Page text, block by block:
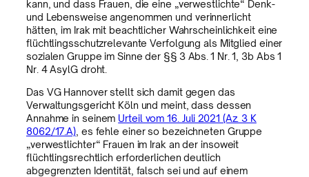
kann, und dass Frauen, die eine „verwestlichte“ Denk-
und Lebensweise angenommen und verinnerlicht
hätten, im Irak mit beachtlicher Wahrscheinlichkeit eine
flüchtlingsschutzrelevante Verfolgung als Mitglied einer
sozialen Gruppe im Sinne der §§ 3 Abs. 1 Nr. 1, 3b Abs 1
Nr. 4 AsylG droht.
Das VG Hannover stellt sich damit gegen das
Verwaltungsgericht Köln und meint, dass dessen
Annahme in seinem Urteil vom 16. Juli 2021 (Az. 3 K
8062/17.A) , es fehle einer so bezeichneten Gruppe
„verwestlichter“ Frauen im Irak an der insoweit
flüchtlingsrechtlich erforderlichen deutlich
abgegrenzten Identität, falsch sei und auf einem